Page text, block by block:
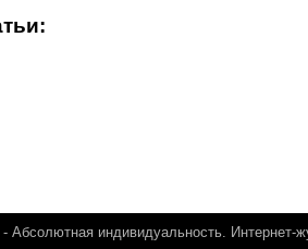
индивидуальность. Интернет-